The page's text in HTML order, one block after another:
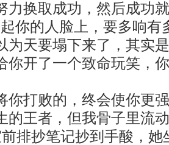
力换取成功，然后成功
你的人脸上，要多响有
为天要塌下来了，其实
你开了一个致命玩笑，
你打败的，终会使你更
的王者，但我骨子里流
排抄笔记抄到手酸，